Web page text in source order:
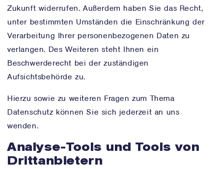
Zukunft widerrufen. Außerdem haben Sie das Recht,
unter bestimmten Umständen die Einschränkung der
Verarbeitung Ihrer personenbezogenen Daten zu
verlangen. Des Weiteren steht Ihnen ein
Beschwerderecht bei der zuständigen
Aufsichtsbehörde zu.
Hierzu sowie zu weiteren Fragen zum Thema
Datenschutz können Sie sich jederzeit an uns
wenden.
Analyse-Tools und Tools von
Dritt­anbietern